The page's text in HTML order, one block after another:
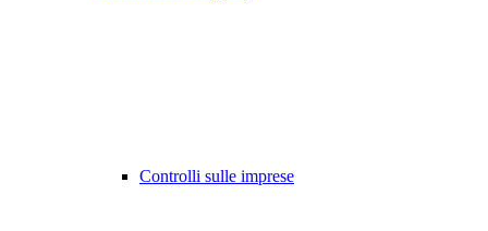
Controlli sulle imprese